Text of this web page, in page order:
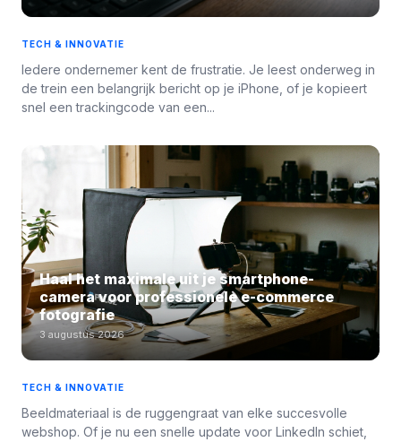
TECH & INNOVATIE
Iedere ondernemer kent de frustratie. Je leest onderweg in
de trein een belangrijk bericht op je iPhone, of je kopieert
snel een trackingcode van een...
Haal het maximale uit je smartphone-
camera voor professionele e-commerce
fotografie
3 augustus 2026
TECH & INNOVATIE
Beeldmateriaal is de ruggengraat van elke succesvolle
webshop. Of je nu een snelle update voor LinkedIn schiet,